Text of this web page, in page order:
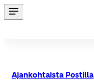
Ajankohtaista Postilla